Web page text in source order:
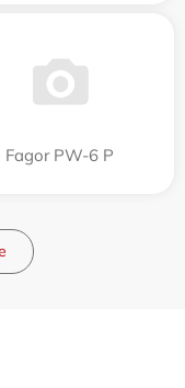
Fagor PW-6 P